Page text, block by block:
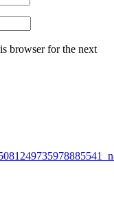
browser for the next